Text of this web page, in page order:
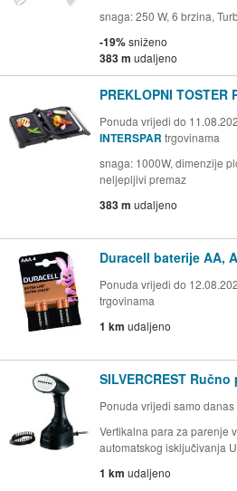
snaga: 250 W, 6 brzina,
-19%sniženo
383 m udaljeno
PREKLOPNI TOSTER
Ponuda vrijedi do
INTERSPAR trgovinama
snaga: 1000W, dimenzije
neljepljivi premaz
383 m udaljeno
Duracell baterije AA,
Ponuda vrijedi do
trgovinama
1 km udaljeno
SILVERCREST
Ponuda vrijedi samo danas
Vertikalna para za parenje
automatskog isključivanja
1 km udaljeno